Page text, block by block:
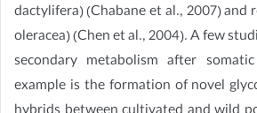
dactylifera) (Chabane et al., 2007) and
oleracea) (Chen et al., 2004). A few
secondary metabolism after
example is the formation of novel